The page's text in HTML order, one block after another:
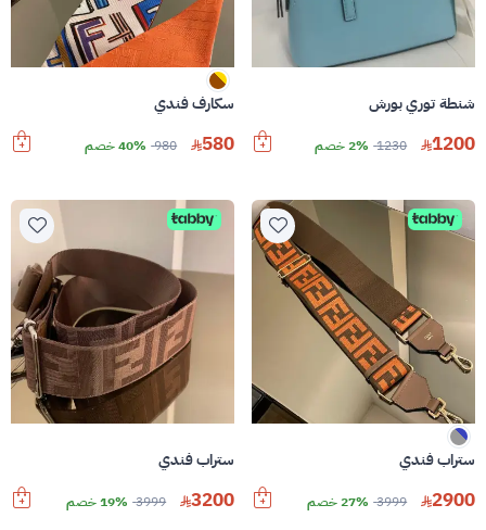
شنطة توري بورش
1200
1230 2% خصم
سكارف فندي
580
980 40% خصم
ستراب فندي
2900
3999 27% خصم
ستراب فندي
3200
3999 19% خصم